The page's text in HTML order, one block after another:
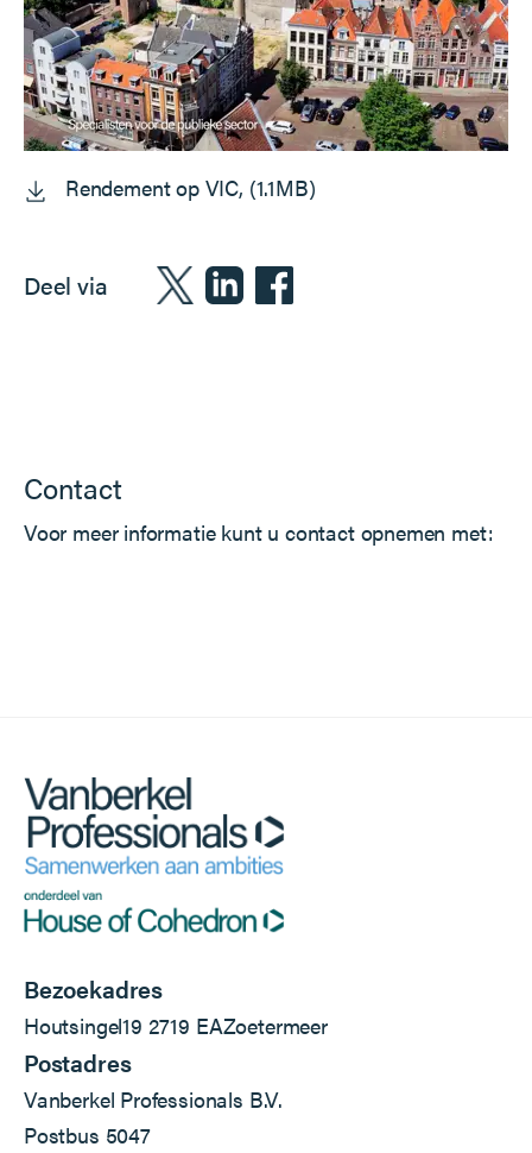
Rendement op VIC, (1.1MB)
Deel via
Contact
Voor meer informatie kunt u contact opnemen met:
Bezoekadres
Houtsingel19 2719 EAZoetermeer
Postadres
Vanberkel Professionals B.V.
Postbus 5047